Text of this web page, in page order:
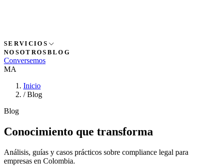
SERVICIOS
NOSOTROS BLOG
Conversemos
MA
Inicio
/ Blog
Blog
Conocimiento que transforma
Análisis, guías y casos prácticos sobre compliance legal para
empresas en Colombia.